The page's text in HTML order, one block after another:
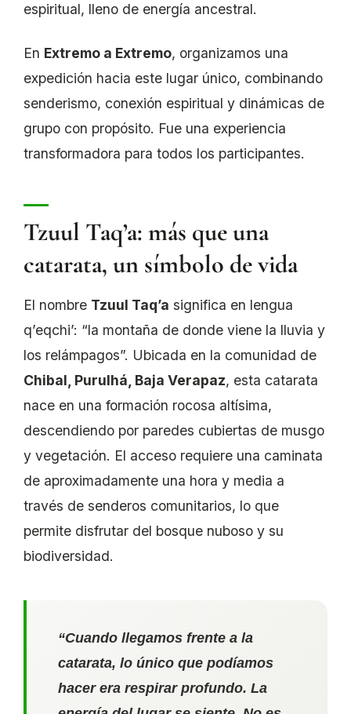
espiritual, lleno de energía ancestral.
En Extremo a Extremo, organizamos una
expedición hacia este lugar único, combinando
senderismo, conexión espiritual y dinámicas de
grupo con propósito. Fue una experiencia
transformadora para todos los participantes.
Tzuul Taq’a: más que una
catarata, un símbolo de vida
El nombre Tzuul Taq’a significa en lengua
q’eqchi’: “la montaña de donde viene la lluvia y
los relámpagos”. Ubicada en la comunidad de
Chibal, Purulhá, Baja Verapaz, esta catarata
nace en una formación rocosa altísima,
descendiendo por paredes cubiertas de musgo
y vegetación. El acceso requiere una caminata
de aproximadamente una hora y media a
través de senderos comunitarios, lo que
permite disfrutar del bosque nuboso y su
biodiversidad.
“Cuando llegamos frente a la
catarata, lo único que podíamos
hacer era respirar profundo. La